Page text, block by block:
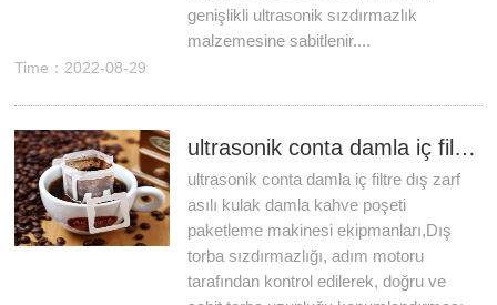
genişlikli ultrasonik sızdırmazlık
malzemesine sabitlenir....
Time：2022-08-29
ultrasonik conta damla iç filtre dış zarf asılı kulak damla kahve poşeti paketleme makinesi ekipmanları
ultrasonik conta damla iç filtre dış zarf
asılı kulak damla kahve poşeti
paketleme makinesi ekipmanları,Dış
torba sızdırmazlığı, adım motoru
tarafından kontrol edilerek, doğru ve